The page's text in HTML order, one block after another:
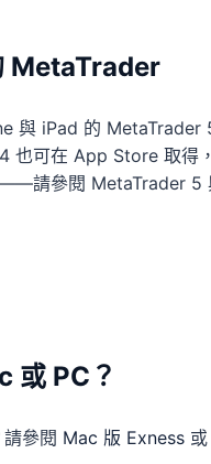
MetaTrader
與 iPad 的 MetaTrader
也可在 App Store 取得
請參閱 MetaTrader 5
或 PC？
參閱 Mac 版 Exness 或